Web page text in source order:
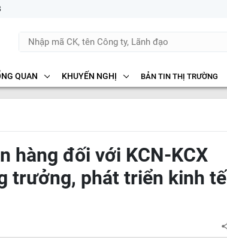
QUAN KHUYẾN NGHỊ BẢN TIN THỊ TRƯỜNG
hàng đối với KCN-KCX
trưởng, phát triển kinh tế